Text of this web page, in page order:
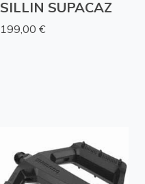
SILLIN SUPACAZ
199,00 €